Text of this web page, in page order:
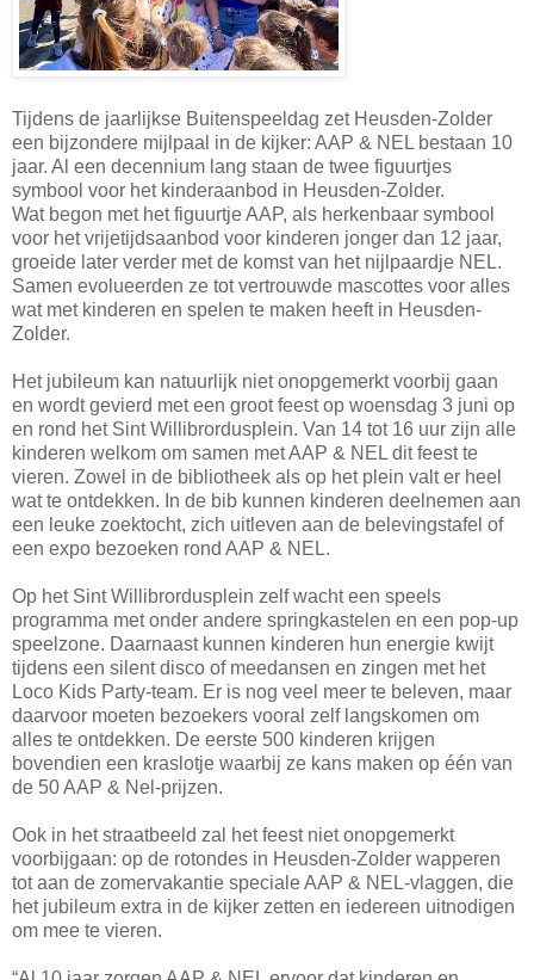
Tijdens de jaarlijkse Buitenspeeldag zet Heusden-Zolder
een bijzondere mijlpaal in de kijker: AAP & NEL bestaan 10
jaar. Al een decennium lang staan de twee figuurtjes
symbool voor het kinderaanbod in Heusden-Zolder.
Wat begon met het figuurtje AAP, als herkenbaar symbool
voor het vrijetijdsaanbod voor kinderen jonger dan 12 jaar,
groeide later verder met de komst van het nijlpaardje NEL.
Samen evolueerden ze tot vertrouwde mascottes voor alles
wat met kinderen en spelen te maken heeft in Heusden-
Zolder.
Het jubileum kan natuurlijk niet onopgemerkt voorbij gaan
en wordt gevierd met een groot feest op woensdag 3 juni op
en rond het Sint Willibrordusplein. Van 14 tot 16 uur zijn alle
kinderen welkom om samen met AAP & NEL dit feest te
vieren. Zowel in de bibliotheek als op het plein valt er heel
wat te ontdekken. In de bib kunnen kinderen deelnemen aan
een leuke zoektocht, zich uitleven aan de belevingstafel of
een expo bezoeken rond AAP & NEL.
Op het Sint Willibrordusplein zelf wacht een speels
programma met onder andere springkastelen en een pop-up
speelzone. Daarnaast kunnen kinderen hun energie kwijt
tijdens een silent disco of meedansen en zingen met het
Loco Kids Party-team. Er is nog veel meer te beleven, maar
daarvoor moeten bezoekers vooral zelf langskomen om
alles te ontdekken. De eerste 500 kinderen krijgen
bovendien een kraslotje waarbij ze kans maken op één van
de 50 AAP & Nel-prijzen.
Ook in het straatbeeld zal het feest niet onopgemerkt
voorbijgaan: op de rotondes in Heusden-Zolder wapperen
tot aan de zomervakantie speciale AAP & NEL-vlaggen, die
het jubileum extra in de kijker zetten en iedereen uitnodigen
om mee te vieren.